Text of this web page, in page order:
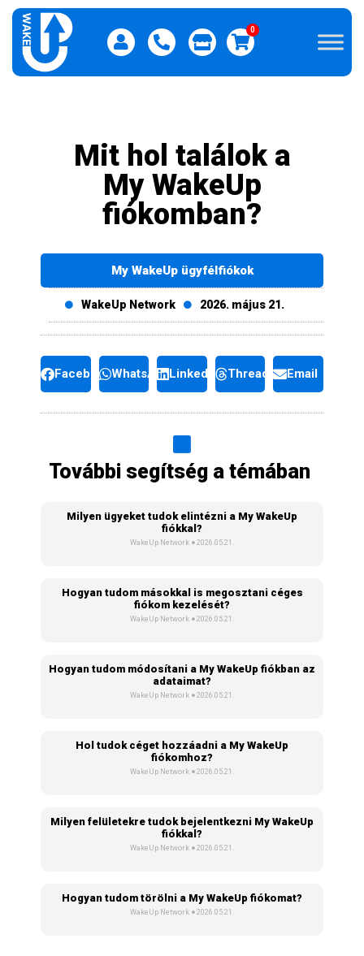
0
Mit hol találok a
My WakeUp
fiókomban?
My WakeUp ügyfélfiókok
WakeUp Network 2026. május 21.
FacebookWhatsAppLinkedIn Threads Email
További segítség a témában
Milyen ügyeket tudok elintézni a My WakeUp
fiókkal?
WakeUp Network 2026.05.21.
Hogyan tudom másokkal is megosztani céges
fiókom kezelését?
WakeUp Network 2026.05.21.
Hogyan tudom módosítani a My WakeUp fiókban az
adataimat?
WakeUp Network 2026.05.21.
Hol tudok céget hozzáadni a My WakeUp
fiókomhoz?
WakeUp Network 2026.05.21.
Milyen felületekre tudok bejelentkezni My WakeUp
fiókkal?
WakeUp Network 2026.05.21.
Hogyan tudom törölni a My WakeUp fiókomat?
WakeUp Network 2026.05.21.